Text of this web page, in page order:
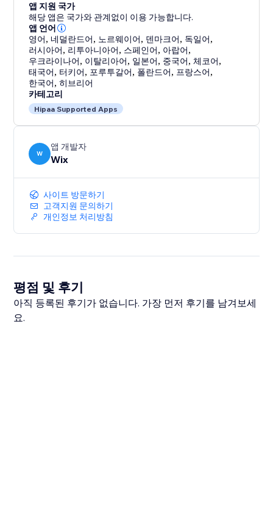
앱 지원 국가
해당 앱은 국가와 관계없이 이용 가능합니다.
앱 언어
영어, 네덜란드어, 노르웨이어, 덴마크어, 독일어,
러시아어, 리투아니아어, 스페인어, 아랍어,
우크라이나어, 이탈리아어, 일본어, 중국어, 체코어,
태국어, 터키어, 포루투갈어, 폴란드어, 프랑스어,
한국어,히브리어
카테고리
Hipaa Supported Apps
W
앱 개발자
Wix
사이트 방문하기
고객지원 문의하기
개인정보 처리방침
평점 및 후기
아직 등록된 후기가 없습니다. 가장 먼저 후기를 남겨보세
요.